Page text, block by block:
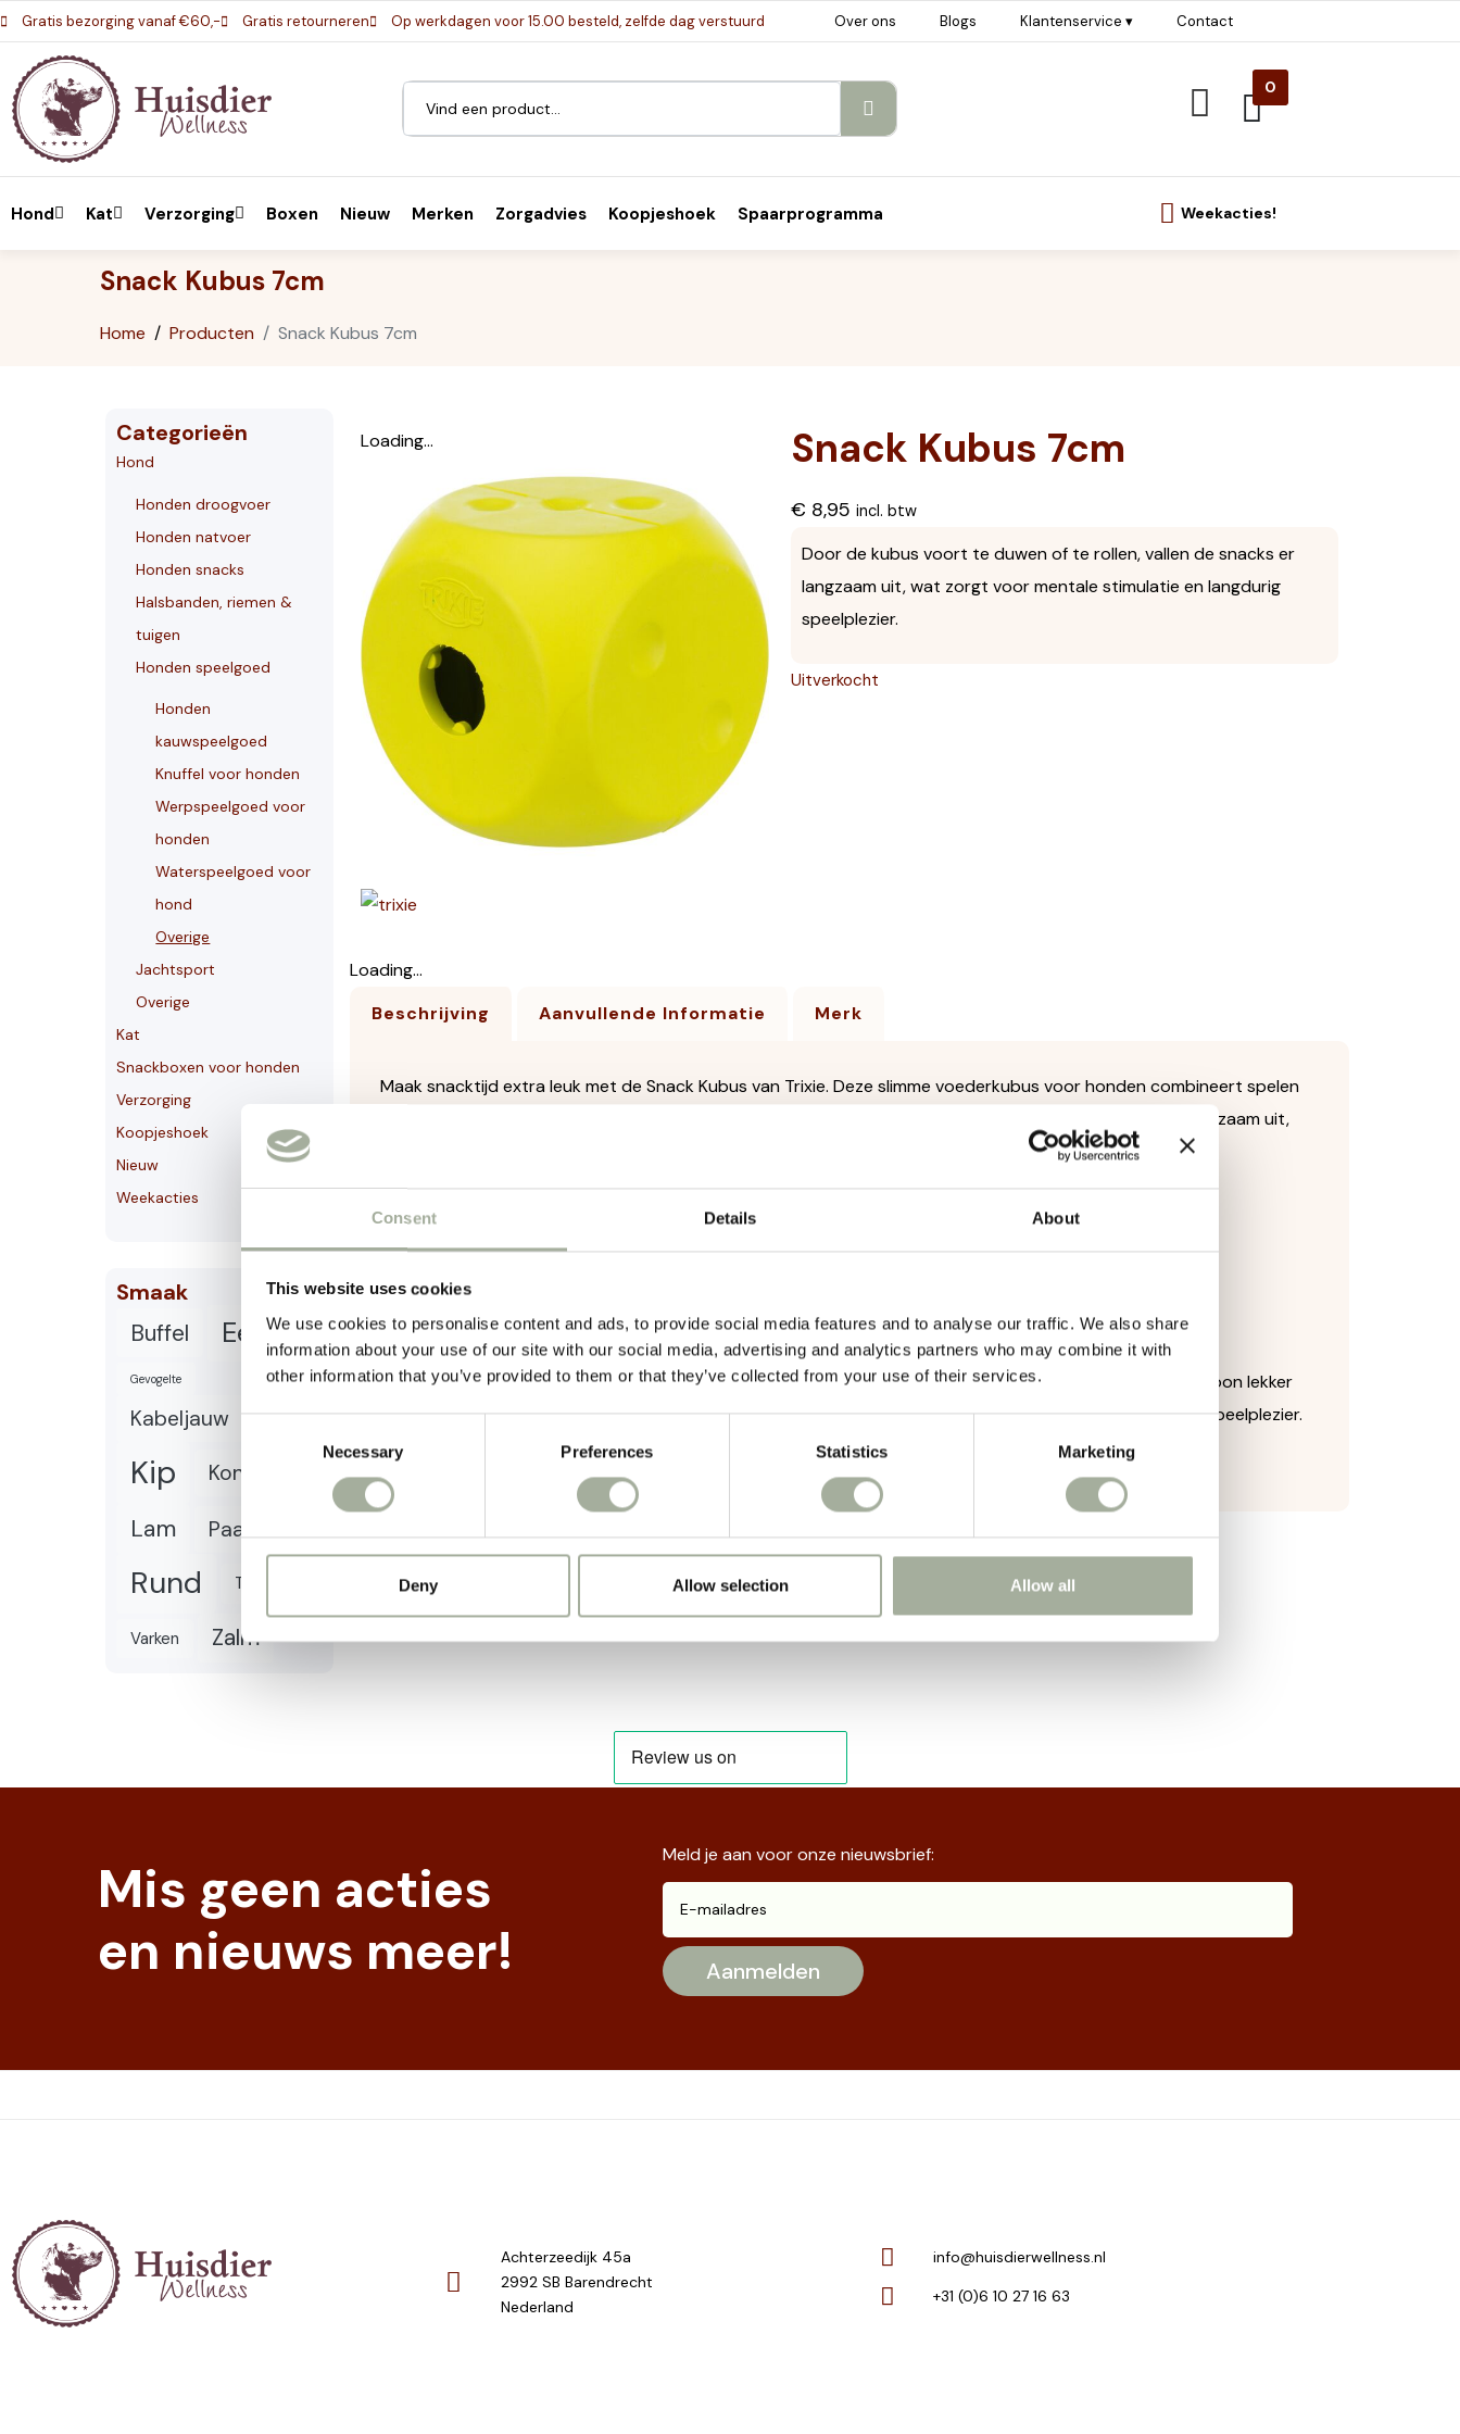
Consent Details About
This website uses cookies
We use cookies to personalise content and ads, to provide social media features and to analyse our traffic. We also share
information about your use of our site with our social media, advertising and analytics partners who may combine it with
other information that you’ve provided to them or that they’ve collected from your use of their services.
Necessary Preferences Statistics Marketing
Deny Allow selection Allow all
Gratis bezorging vanaf €60,- Gratis retourneren Op werkdagen voor 15.00 besteld, zelfde dag verstuurd Over ons Blogs Klantenservice ▾ Contact
0
Hond Kat Verzorging Boxen Nieuw Merken Zorgadvies Koopjeshoek Spaarprogramma Weekacties!
Snack Kubus 7cm
Home Producten Snack Kubus 7cm
Categorieën
Hond
Honden droogvoer
Honden natvoer
Honden snacks
Halsbanden, riemen &
tuigen
Honden speelgoed
Honden
kauwspeelgoed
Knuffel voor honden
Werpspeelgoed voor
honden
Waterspeelgoed voor
hond
Overige
Jachtsport
Overige
Kat
Snackboxen voor honden
Verzorging
Koopjeshoek
Nieuw
Weekacties
Smaak
Buffel Eend
Gevogelte
Kabeljauw Kalkoen
Kip Konijn
Lam Paard
Rund Tonijn
Varken Zalm
Loading... Snack Kubus 7cm
€ 8,95 incl. btw
Door de kubus voort te duwen of te rollen, vallen de snacks er
langzaam uit, wat zorgt voor mentale stimulatie en langdurig
speelplezier.
Uitverkocht
Loading...
Beschrijving
Aanvullende Informatie Merk
Maak snacktijd extra leuk met de Snack Kubus van Trixie. Deze slimme voederkubus voor honden combineert spelen
en belonen op een uitdagende manier. Door de kubus voort te duwen of te rollen, vallen de snacks er langzaam uit,
Geschikt voor verschillende snacks:
Eenvoudig te reinigen:Gemakkelijk schoon te maken na gebruik.
De Trixie Snack Kubus is ideaal voor honden die extra uitdaging kunnen gebruiken tijdens het eten of gewoon lekker
bezig willen zijn. Het speeltje voorkomt schrokken, stimuleert de natuurlijke jachtinstincten en biedt uren speelplezier.
Een perfecte combinatie van snacken en spelen in één!
Mis geen acties
en nieuws meer!
Meld je aan voor onze nieuwsbrief:
Achterzeedijk 45a
2992 SB Barendrecht
Nederland
info@huisdierwellness.nl
+31 (0)6 10 27 16 63